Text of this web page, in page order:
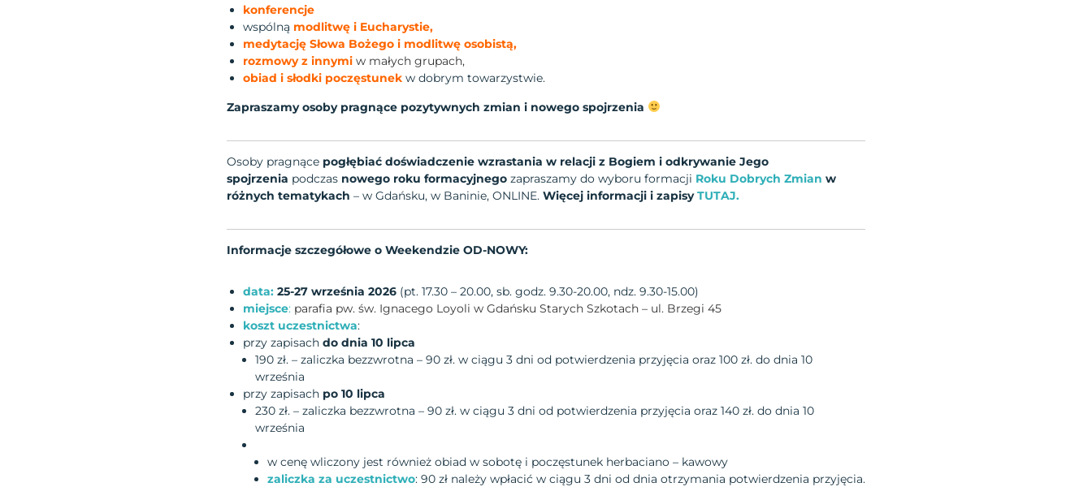
konferencje
wspólną modlitwę i Eucharystie,
medytację Słowa Bożego i modlitwę osobistą,
rozmowy z innymi w małych grupach,
obiad i słodki poczęstunek w dobrym towarzystwie.
Zapraszamy osoby pragnące pozytywnych zmian i nowego spojrzenia
Osoby pragnące pogłębiać doświadczenie wzrastania w relacji z Bogiem i odkrywanie Jego
spojrzenia podczas nowego roku formacyjnego zapraszamy do wyboru formacji Roku Dobrych Zmian w
różnych tematykach – w Gdańsku, w Baninie, ONLINE. Więcej informacji i zapisyTUTAJ.
Informacje szczegółowe o Weekendzie OD-NOWY:
data: 25-27 września 2026 (pt. 17.30 – 20.00, sb. godz. 9.30-20.00, ndz. 9.30-15.00)
miejsce: parafia pw. św. Ignacego Loyoli w Gdańsku Starych Szkotach – ul. Brzegi 45
koszt uczestnictwa:
przy zapisach do dnia 10 lipca
190 zł. – zaliczka bezzwrotna – 90 zł. w ciągu 3 dni od potwierdzenia przyjęcia oraz 100 zł. do dnia 10
września
przy zapisach po 10 lipca
230 zł. – zaliczka bezzwrotna – 90 zł. w ciągu 3 dni od potwierdzenia przyjęcia oraz 140 zł. do dnia 10
września
w cenę wliczony jest również obiad w sobotę i poczęstunek herbaciano – kawowy
zaliczka za uczestnictwo: 90 zł należy wpłacić w ciągu 3 dni od dnia otrzymania potwierdzenia przyjęcia.